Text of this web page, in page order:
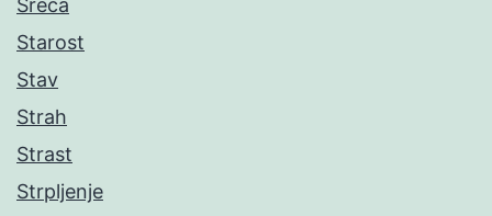
Sreća
Starost
Stav
Strah
Strast
Strpljenje